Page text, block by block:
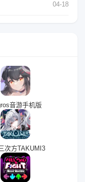
04-18
音游手机版
次方TAKUMI3